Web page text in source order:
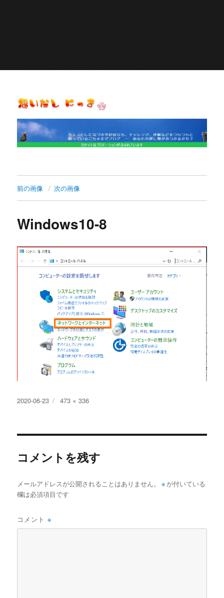
思いだし にっき
前の画像 次の画像
Windows10-8
投
2020-06-23
フ
イ
473 × 336
コメントを残す
メールアドレスが公開されることはありません。 ※ が付いている
欄は必須項目です
コメント※